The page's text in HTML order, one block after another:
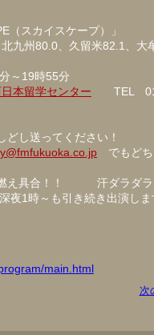
（スカイスケープ）」
九州80.0、久留米82.1、大
～19時55分
本留学センター TEL
どし送ってください！
でもどち
燃え具合！！ 汗ダラダラ
夜1時～も引き続き出演し
main.html
次